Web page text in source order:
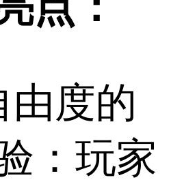
由度的
：玩家